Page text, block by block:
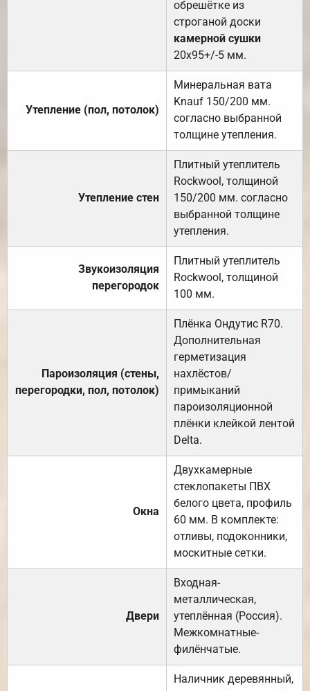
обрешётке из
строганой доски
камерной сушки
20х95+/-5 мм.
Утепление (пол, потолок)
Минеральная вата
Knauf 150/200 мм.
согласно выбранной
толщине утепления.
Утепление стен
Плитный утеплитель
Rockwool, толщиной
150/200 мм. согласно
выбранной толщине
утепления.
Звукоизоляция
перегородок
Плитный утеплитель
Rockwool, толщиной
100 мм.
Пароизоляция (стены,
перегородки, пол, потолок)
Плёнка Ондутис R70.
Дополнительная
герметизация
нахлёстов/
примыканий
пароизоляционной
плёнки клейкой лентой
Delta.
Окна
Двухкамерные
стеклопакеты ПВХ
белого цвета, профиль
60 мм. В комплекте:
отливы, подоконники,
москитные сетки.
Двери
Входная-
металлическая,
утеплённая (Россия).
Межкомнатные-
филёнчатые.
Наличник деревянный,